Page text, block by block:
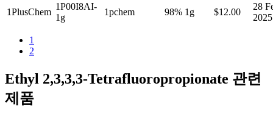
1PlusChem
1P00I8AI-
1g
1pchem 98% 1g $12.00
28
2025
1
2
Ethyl 2,3,3,3-Tetrafluoropropionate 관련
제품